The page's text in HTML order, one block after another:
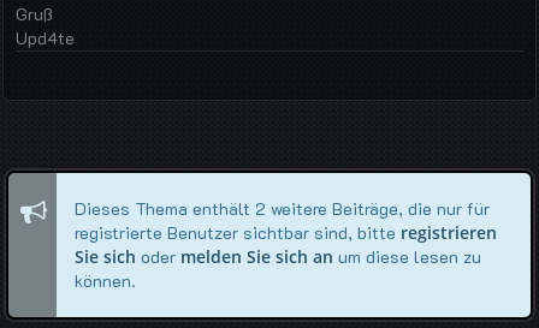
Gruß
Upd4te
Dieses Thema enthält 2 weitere Beiträge, die nur für
registrierte Benutzer sichtbar sind, bitte registrieren
Sie sich oder melden Sie sich an um diese lesen zu
können.